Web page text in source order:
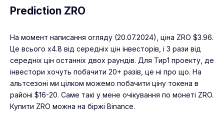
Prediction ZRO
На момент написання огляду (20.07.2024), ціна ZRO $3.96.
Це всього x4.8 від середніх цін інвесторів, і 3 рази від
середніх цін останніх двох раундів. Для Тир1 проекту, де
інвестори хочуть побачити 20+ разів, це ні про що. На
альтсезоні ми цілком можемо побачити ціну токена в
районі $16-20. Саме такі у мене очікування по монеті ZRO.
Купити ZRO можна на біржі Binance.